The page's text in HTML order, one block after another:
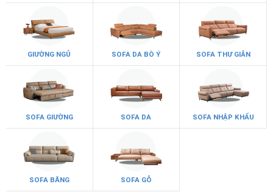
GIƯỜNG NGỦ SOFA DA BÒ Ý SOFA THƯ GIÃN
SOFA GIƯỜNG SOFA DA SOFA NHẬP KHẨU
SOFA BĂNG SOFA GỖ